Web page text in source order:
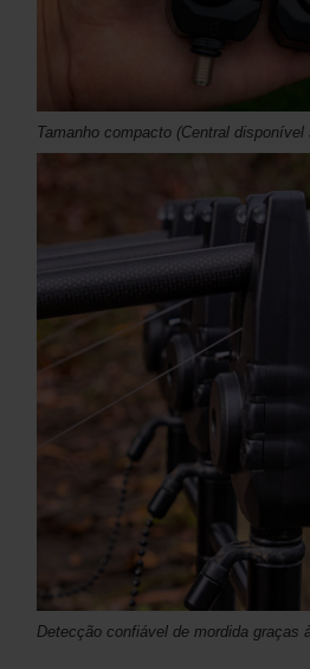
Tamanho compacto (Central disponível
Detecção confiável de mordida graças